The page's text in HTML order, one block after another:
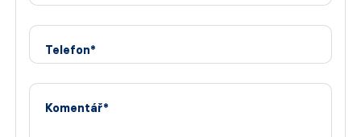
Telefon*
Komentář*